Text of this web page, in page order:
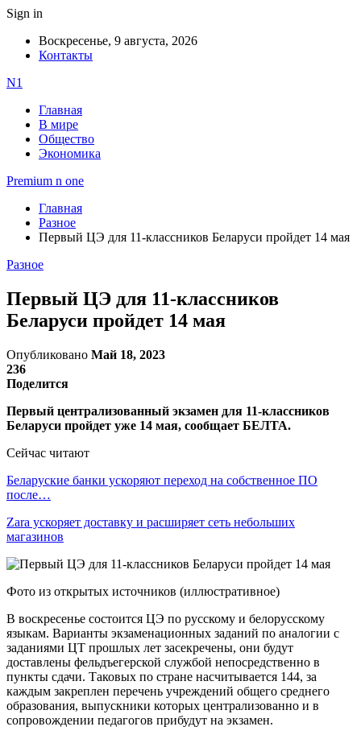
Sign in
Воскресенье, 9 августа, 2026
Контакты
N1
Главная
В мире
Общество
Экономика
Premium n one
Главная
Разное
Первый ЦЭ для 11-классников Беларуси пройдет 14 мая
Разное
Первый ЦЭ для 11-классников
Беларуси пройдет 14 мая
Опубликовано Май 18, 2023
236
Поделится
Первый централизованный экзамен для 11-классников
Беларуси пройдет уже 14 мая, сообщает БЕЛТА.
Сейчас читают
Беларуские банки ускоряют переход на собственное ПО
после…
Zara ускоряет доставку и расширяет сеть небольших
магазинов
Фото из открытых источников (иллюстративное)
В воскресенье состоится ЦЭ по русскому и белорусскому
языкам. Варианты экзаменационных заданий по аналогии с
заданиями ЦТ прошлых лет засекречены, они будут
доставлены фельдъегерской службой непосредственно в
пункты сдачи. Таковых по стране насчитывается 144, за
каждым закреплен перечень учреждений общего среднего
образования, выпускники которых централизованно и в
сопровождении педагогов прибудут на экзамен.